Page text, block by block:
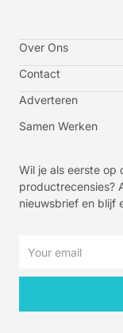
-
f
a
c
e
o
o
-
t
w
i
t
e
r
-
s
g
r
m
-
-
u
b
Over Ons
Contact
Adverteren
Samen Werken
Wil je als eerste op
productrecensies?
nieuwsbrief en blijf